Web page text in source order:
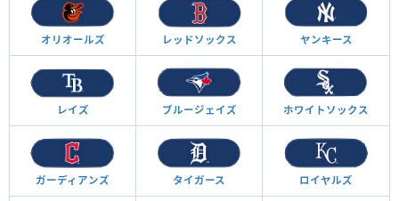
オリオールズ レッドソックス ヤンキース
レイズ ブルージェイズ ホワイトソックス
ガーディアンズ タイガース ロイヤルズ